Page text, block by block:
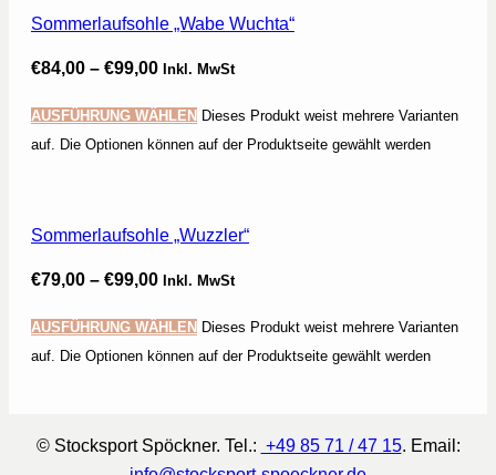
Sommerlaufsohle „Wabe Wuchta“
€84,00 – €99,00 Inkl. MwSt
AUSFÜHRUNG WÄHLEN Dieses Produkt weist mehrere Varianten
auf. Die Optionen können auf der Produktseite gewählt werden
Sommerlaufsohle „Wuzzler“
€79,00 – €99,00 Inkl. MwSt
AUSFÜHRUNG WÄHLEN Dieses Produkt weist mehrere Varianten
auf. Die Optionen können auf der Produktseite gewählt werden
© Stocksport Spöckner. Tel.: +49 85 71 / 47 15. Email: